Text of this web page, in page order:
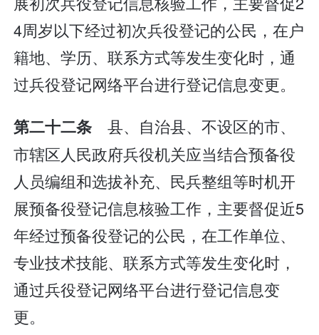
4周岁以下经过初次兵役登记的公民，在户
籍地、学历、联系方式等发生变化时，通
过兵役登记网络平台进行登记信息变更。
第二十二条 县、自治县、不设区的市、
市辖区人民政府兵役机关应当结合预备役
人员编组和选拔补充、民兵整组等时机开
展预备役登记信息核验工作，主要督促近5
年经过预备役登记的公民，在工作单位、
专业技术技能、联系方式等发生变化时，
通过兵役登记网络平台进行登记信息变
更。